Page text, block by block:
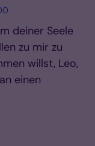
deiner Seele
zu mir zu
willst, Leo,
einen